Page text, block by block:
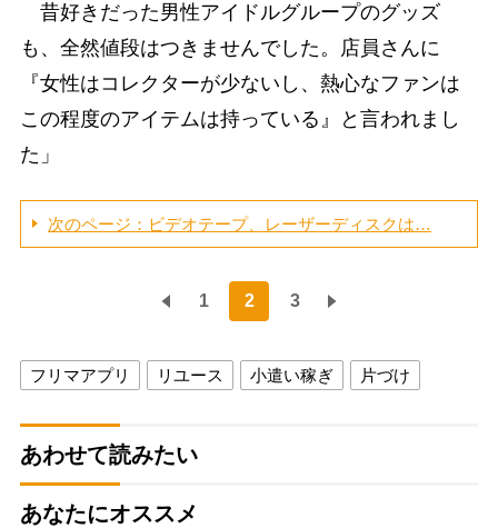
昔好きだった男性アイドルグループのグッズ
も、全然値段はつきませんでした。店員さんに
『女性はコレクターが少ないし、熱心なファンは
この程度のアイテムは持っている』と言われまし
た」
次のページ：ビデオテープ、レーザーディスクは…
1 2 3
フリマアプリ リユース 小遣い稼ぎ 片づけ
あわせて読みたい
あなたにオススメ